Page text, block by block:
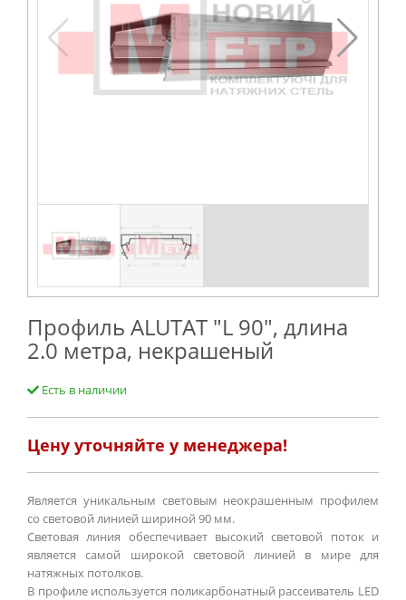
Профиль ALUTAT "L 90", длина
2.0 метра, некрашеный
Есть в наличии
Цену уточняйте у менеджера!
Является уникальным световым неокрашенным профилем
со световой линией шириной 90 мм.
Световая линия обеспечивает высокий световой поток и
является самой широкой световой линией в мире для
натяжных потолков.
В профиле используется поликарбонатный рассеиватель LED